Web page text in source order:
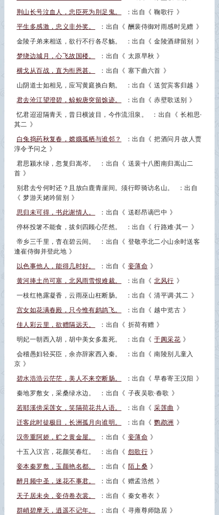
荆山长号泣血人，忠臣死为刖足鬼。
：出自《 鞠歌行 》
平生多感激，忠义非外奖。
：出自《 酬裴侍御对雨感时见赠 》
金陵子弟来相送，欲行不行各尽觞。
：出自《 金陵酒肆留别 》
梦绕边城月，心飞故国楼。
：出自《 太原早秋 》
横戈从百战，直为衔恩甚。
：出自《 塞下曲六首 》
山阴道士如相见，应写黄庭换白鹅。
：出自《 送贺宾客归越 》
君去沧江望澄碧，鲸鲵唐突留馀迹。
：出自《 赤壁歌送别 》
忆君迢迢隔青天，昔日横波目，今作流泪泉。
：出自《 长相思·
其二 》
白兔捣药秋复春，嫦娥孤栖与谁邻？
：出自《 把酒问月·故人贾
淳令予问之 》
君思颍水绿，忽复归嵩岑。
：出自《 送裴十八图南归嵩山二
首 》
别君去兮何时还？且放白鹿青崖间。须行即骑访名山。
：出自
《 梦游天姥吟留别 》
思归未可得，书此谢情人。
：出自《 送郄昂谪巴中 》
停杯投箸不能食，拔剑四顾心茫然。
：出自《 行路难·其一 》
帝乡三千里，杳在碧云间。
：出自《 登敬亭北二小山余时送客
逢崔侍御并登此地 》
以色事他人，能得几时好。
：出自《 妾薄命 》
黄河捧土尚可塞，北风雨雪恨难裁。
：出自《 北风行 》
一枝红艳露凝香，云雨巫山枉断肠。
：出自《 清平调·其二 》
宫女如花满春殿，只今惟有鹧鸪飞。
：出自《 越中览古 》
佳人彩云里，欲赠隔远天。
：出自《 折荷有赠 》
明妃一朝西入胡，胡中美女多羞死。
：出自《 于阗采花 》
会稽愚妇轻买臣，余亦辞家西入秦。
：出自《 南陵别儿童入
京 》
碧水浩浩云茫茫，美人不来空断肠。
：出自《 早春寄王汉阳 》
秦地罗敷女，采桑绿水边。
：出自《 子夜吴歌·春歌 》
若耶溪傍采莲女，笑隔荷花共人语。
：出自《 采莲曲 》
迁客此时徒极目，长洲孤月向谁明。
：出自《 鹦鹉洲 》
汉帝重阿娇，贮之黄金屋。
：出自《 妾薄命 》
十五入汉宫，花颜笑春红。
：出自《 怨歌行 》
妾本秦罗敷，玉颜艳名都。
：出自《 陌上桑 》
醉月频中圣，迷花不事君。
：出自《 赠孟浩然 》
天子居未央，妾侍卷衣裳。
：出自《 秦女卷衣 》
群峭碧摩天，逍遥不记年。
：出自《 寻雍尊师隐居 》